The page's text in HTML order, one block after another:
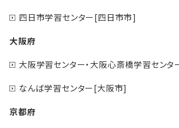
四日市学習センター[四日市市]
大阪府
大阪学習センター・大阪心斎橋学習セン
なんば学習センター[大阪市]
京都府